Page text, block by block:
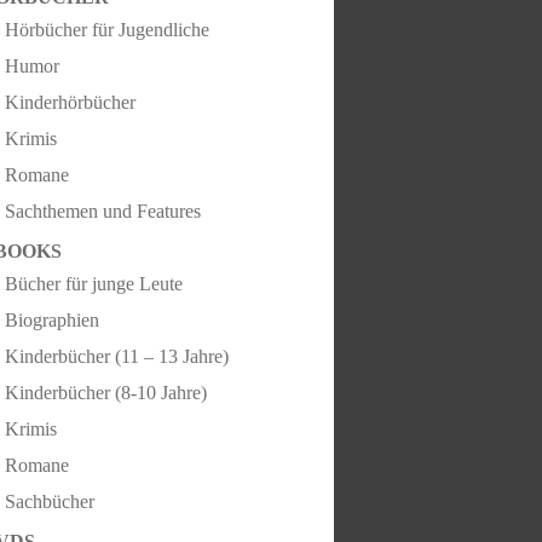
Hörbücher für Jugendliche
Humor
Kinderhörbücher
Krimis
Romane
Sachthemen und Features
Bücher für junge Leute
Biographien
Kinderbücher (11 – 13 Jahre)
Kinderbücher (8-10 Jahre)
Krimis
Romane
Sachbücher